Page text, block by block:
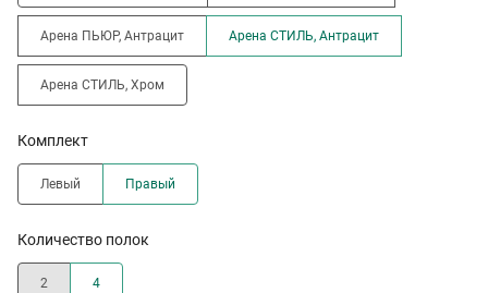
Арена ПЬЮР, Антрацит Арена СТИЛЬ, Антрацит
Арена СТИЛЬ, Хром
Комплект
Левый Правый
Количество полок
2 4